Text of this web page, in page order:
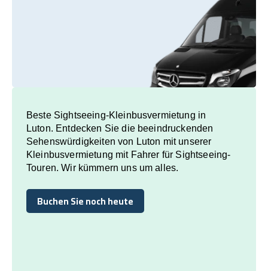
Beste Sightseeing-Kleinbusvermietung in
Luton. Entdecken Sie die beeindruckenden
Sehenswürdigkeiten von Luton mit unserer
Kleinbusvermietung mit Fahrer für Sightseeing-
Touren. Wir kümmern uns um alles.
Buchen Sie noch heute
Buchen Sie noch heute